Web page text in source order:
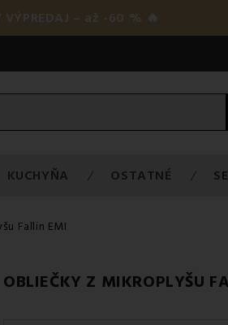
– až -60 % 🔥
KUCHYŇA OSTATNÉ
Fallin EMI
OBLIEČKY Z MIKROPLYŠU